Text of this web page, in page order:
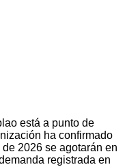
está a punto de
ha confirmado
2026 se agotarán en
registrada en